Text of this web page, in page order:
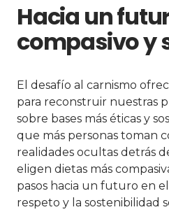
Hacia un
compasivo y
El desafío al carnismo
para reconstruir nuestras
sobre bases más éticas y
que más personas toman
realidades ocultas detrás
eligen dietas más
pasos hacia un futuro en
respeto y la sostenibilidad